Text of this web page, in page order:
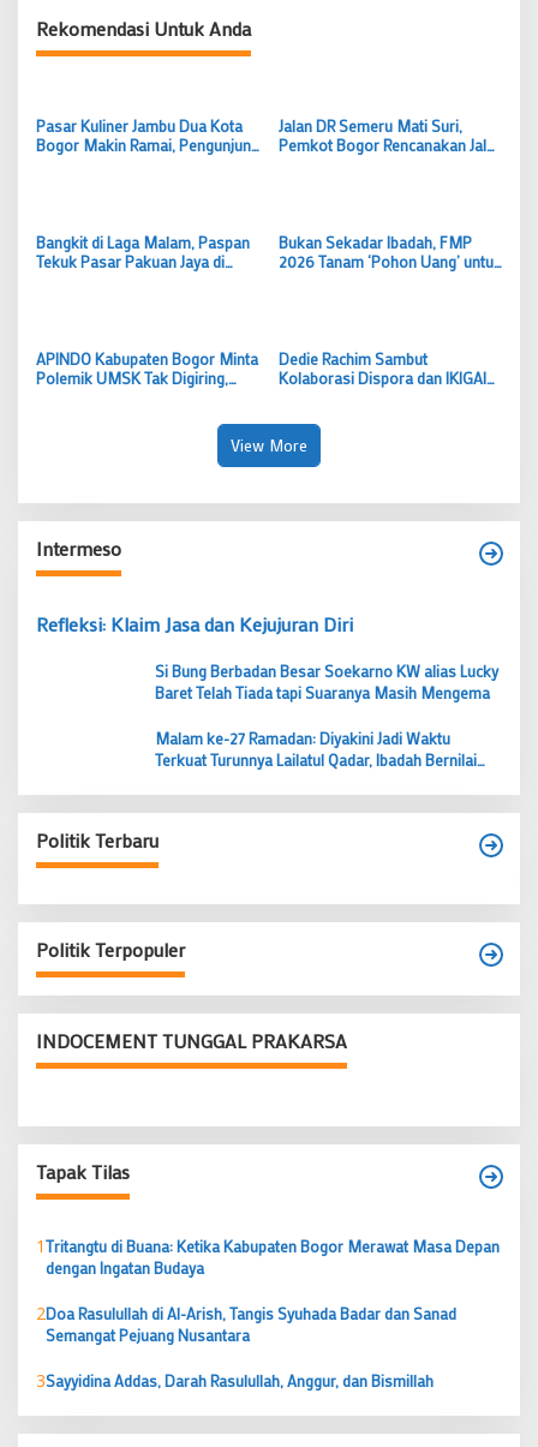
Rekomendasi Untuk Anda
Pasar Kuliner Jambu Dua Kota
Bogor Makin Ramai, Pengunjung
Jalan DR Semeru Mati Suri,
Pemkot Bogor Rencanakan Jalur
Bangkit di Laga Malam, Paspan
Tekuk Pasar Pakuan Jaya di
Bukan Sekadar Ibadah, FMP
2026 Tanam ‘Pohon Uang’ untuk
APINDO Kabupaten Bogor Minta
Polemik UMSK Tak Digiring,
Dedie Rachim Sambut
Kolaborasi Dispora dan IKIGAI
View More
Intermeso
Refleksi: Klaim Jasa dan Kejujuran Diri
Si Bung Berbadan Besar Soekarno KW alias Lucky
Baret Telah Tiada tapi Suaranya Masih Mengema
Malam ke-27 Ramadan: Diyakini Jadi Waktu
Terkuat Turunnya Lailatul Qadar, Ibadah Bernilai
Politik Terbaru
Politik Terpopuler
INDOCEMENT TUNGGAL PRAKARSA
Tapak Tilas
1Tritangtu di Buana: Ketika Kabupaten Bogor Merawat Masa Depan
dengan Ingatan Budaya
2Doa Rasulullah di Al-Arish, Tangis Syuhada Badar dan Sanad
Semangat Pejuang Nusantara
3Sayyidina Addas, Darah Rasulullah, Anggur, dan Bismillah